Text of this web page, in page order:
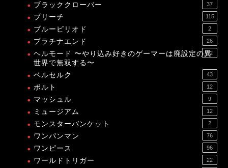
ブラッククローバー 37
ブリーチ 115
ブルーピリオド 2
プラチナエンド 26
ヘルモード 〜やり込み好きのゲーマーは廃設定の異
世界で無双する〜
12
ベルセルク 43
ボルト 12
マッシュル 9
ミュージアム 12
モンスターバンケット 2
ワンパンマン 76
ワンピース 96
ワールドトリガー 22